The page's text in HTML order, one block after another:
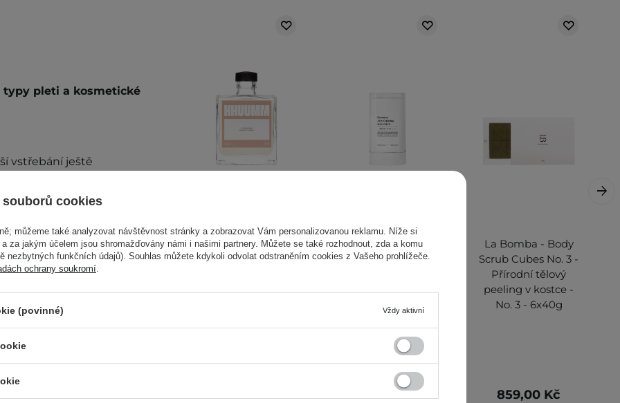
typy pleti a kosmetické
vstřebání ještě
informace najdete v
přípravek používat.
HHUUMM - Pudr
do koupele -
479,00 Kč
Barulab - Greentea
Airy Calming Sun
Zklidňující
obličej v tyčince -
18 g
599,00 Kč
La Bomba - Body
Scrub Cubes No. 3 -
Přírodní tělový
peeling v kostce -
No. 3 - 6x40g
859,00 Kč
cookies
můžeme také analyzovat návštěvnost stránky a zobrazovat Vám personalizovanou reklamu. Níže si
za jakým účelem jsou shromažďovány námi i našimi partnery. Můžete se také rozhodnout, zda a komu
nezbytných funkčních údajů). Souhlas můžete kdykoli odvolat odstraněním cookies z Vašeho prohlížeče.
ochrany soukromí.
(povinné) Vždy aktivní